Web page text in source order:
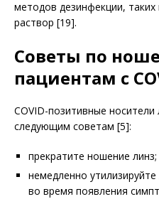
методов дезинфекции,
раствор [19].
Советы по
пациентам с
COVID-позитивные
следующим советам [5]:
прекратите ношение линз;
немедленно
во время появления